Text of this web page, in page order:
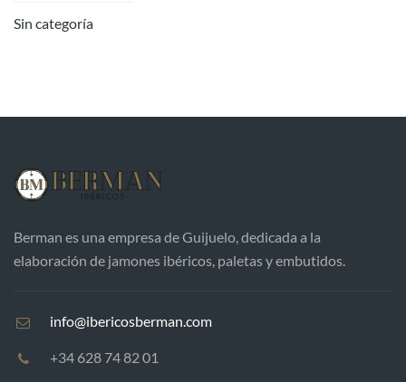
Sin categoría
Berman es una empresa de Guijuelo, dedicada a la
elaboración de jamones ibéricos, paletas y embutidos.
info@ibericosberman.com
+34 628 74 82 01